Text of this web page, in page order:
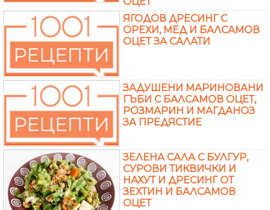
ЯГОДОВ ДРЕСИНГ С
ОРЕХИ, МЕД И БАЛСАМОВ
ОЦЕТ ЗА САЛАТИ
ЗАДУШЕНИ МАРИНОВАНИ
ГЪБИ С БАЛСАМОВ ОЦЕТ,
РОЗМАРИН И МАГДАНОЗ
ЗА ПРЕДЯСТИЕ
ЗЕЛЕНА САЛА С БУЛГУР,
СУРОВИ ТИКВИЧКИ И
НАХУТ И ДРЕСИНГ ОТ
ЗЕХТИН И БАЛСАМОВ
ОЦЕТ